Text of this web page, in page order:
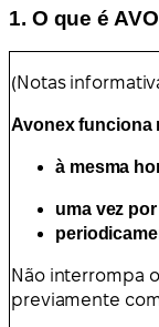
1. O que é
(Notas
Avonex funciona
à mesma
uma vez
Não interrompa
previamente